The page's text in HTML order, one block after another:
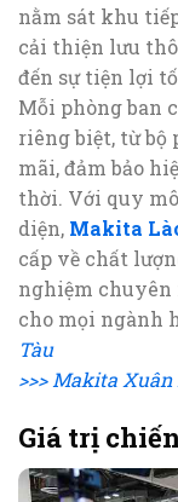
nằm sát khu
cải thiện lưu
đến sự tiện lợi
Mỗi phòng ban
riêng biệt, từ bộ
mãi, đảm bảo
thời. Với quy
diện, Makita
cấp về chất
nghiệm chuyên
cho mọi ngành
Tàu
>>> Makita Xuân
Giá trị